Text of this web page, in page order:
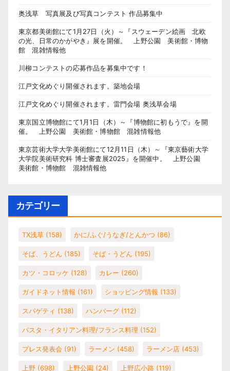
奥浅草 写真展及び写真コンテスト 作品募集中
東京都美術館にて1月27日（火）～『スウェーデン絵画 北欧
の光、日常のかがやき』展を開催。 上野公園 美術館・博物
館 混雑情報他
川柳コンテストの応募作品を募集中です！
江戸文化めぐり開催されます。築地会場
江戸文化めぐり開催されます。雷門会場 奥浅草会場
東京国立博物館にて1月1日（木）～『博物館に初もうで』を開
催。 上野公園 美術館・博物館 混雑情報他
東京芸術大学大学美術館にて12月11日（木）～『東京藝術大学
大学院美術研究科 博士審査展2025』を開催中。 上野公園
美術館・博物館 混雑情報他
カテゴリー
TX浅草 (158) かに/ふぐ/うなぎ/とんかつ (86)
そば、うどん (185) そば・うどん (195)
カツ・コロッケ (128) カレー (260)
ガイドネット情報 (161) ショッピング情報 (133)
スパゲティ (138) ハンバーグ (112)
パスタ・イタリアン料理/フランス料理 (152)
プレス発表会 (91) ラーメン (458) ラーメン店 (453)
上野 (698) 上野公園 (24) 上野広小路 (119)